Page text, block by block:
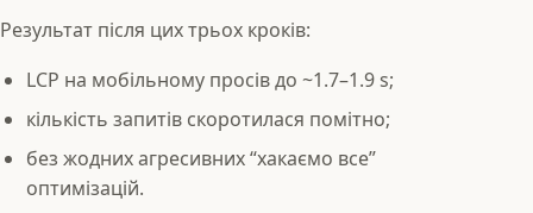
Результат після цих трьох кроків:
LCP на мобільному просів до ~1.7–1.9 s;
кількість запитів скоротилася помітно;
без жодних агресивних “хакаємо все”
оптимізацій.